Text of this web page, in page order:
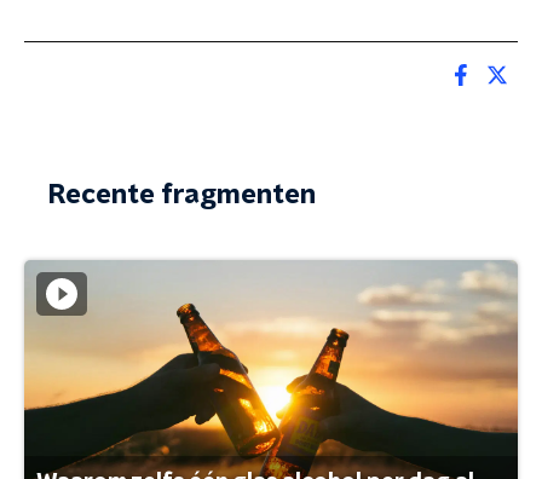
Recente fragmenten